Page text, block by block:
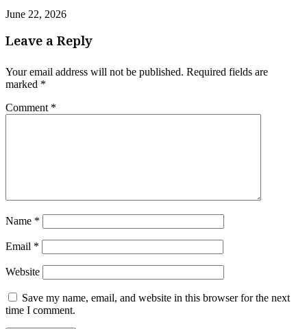
June 22, 2026
Leave a Reply
Your email address will not be published. Required fields are
marked *
Comment *
Name *
Email *
Website
Save my name, email, and website in this browser for the next
time I comment.